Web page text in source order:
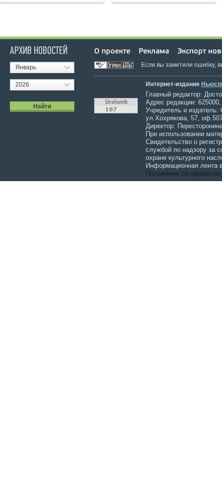
АРХИВ НОВОСТЕЙ
Январь
2026
О проекте Реклама Экспорт
Если вы заметили ошибку,
Интернет-издание
Главный редактор:
Адрес редакции:
Учредитель и
ул.Хохрякова, 57,
Директор:
При использовании
Свидетельство о
службой по надзору за
охране культурного
Информационная лента
Положение об